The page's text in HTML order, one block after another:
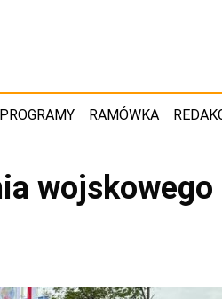
RAMÓWKA
wojskowego